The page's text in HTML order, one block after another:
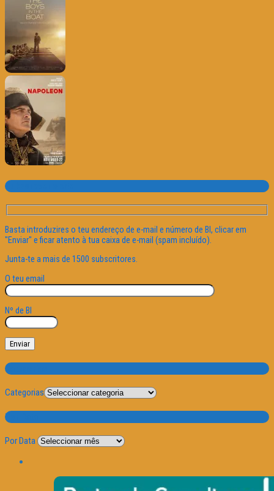
Subscrever o site
Basta introduzires o teu endereço de e-mail e número de BI, clicar em
"Enviar" e ficar atento à tua caixa de e-mail (spam incluído).
Junta-te a mais de 1500 subscritores.
O teu email
Nº de BI
Categorias
Categorias
Por Data
Por Data